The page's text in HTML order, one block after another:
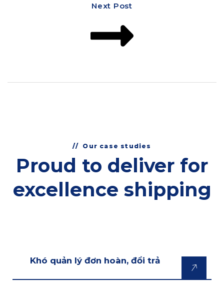
Next Post
Our case studies
Proud to deliver for
excellence shipping
Khó quản lý đơn hoàn, đổi trả